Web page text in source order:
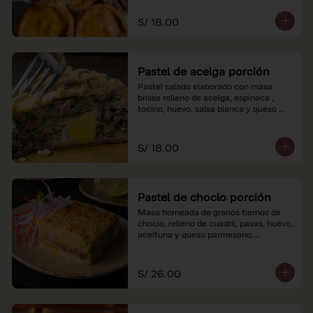
S/ 18.00
Pastel de acelga porción
Pastel salado elaborado con masa
brisse relleno de acelga, espinaca ,
tocino, huevo, salsa blanca y queso
*Nuestros precios están expresados en
soles e incluyen impuestos de ley y
S/ 18.00
Pastel de choclo porción
Masa horneada de granos tiernos de
choclo, relleno de cuadril, pasas, huevo,
aceituna y queso parmesano.
soles e incluyen impuestos de ley y
recargo al consumo.
S/ 26.00